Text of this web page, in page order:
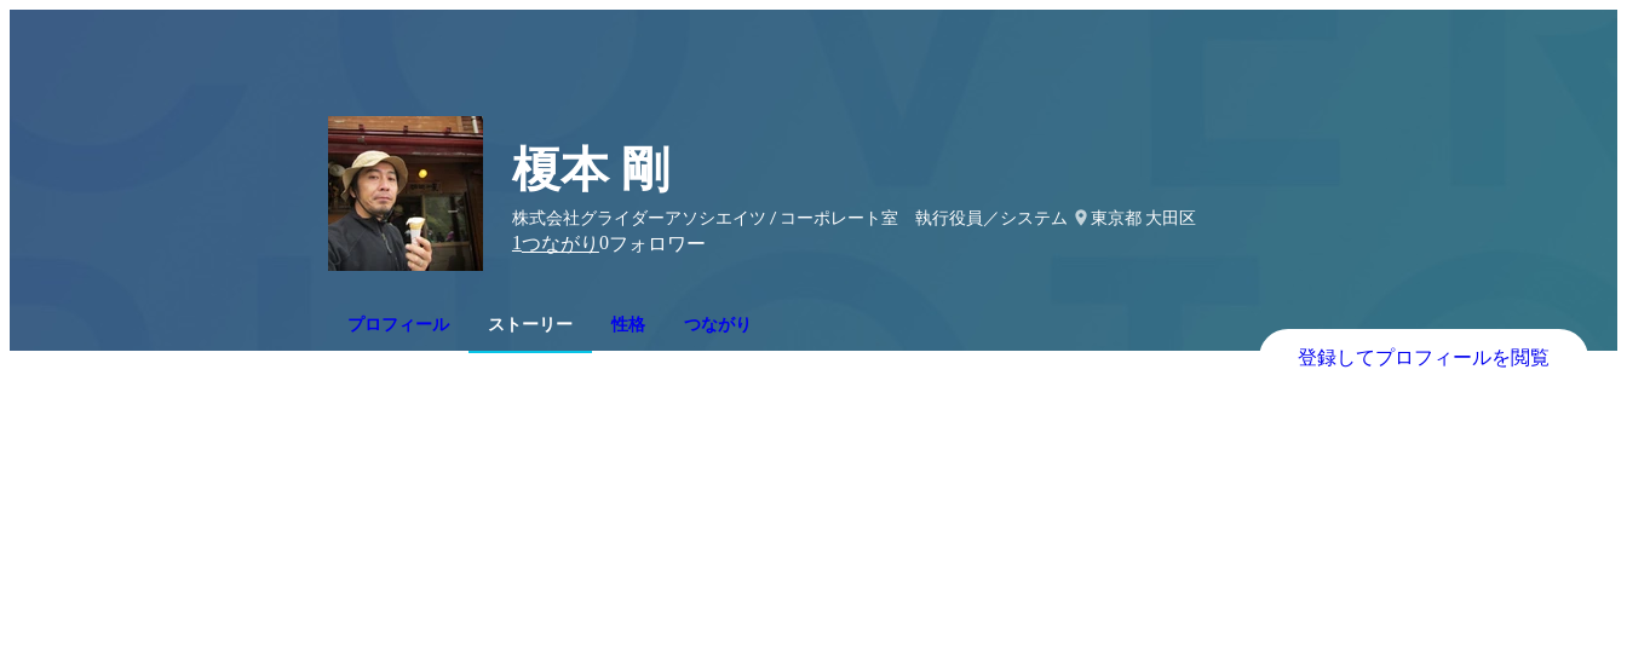
榎本 剛
株式会社グライダーアソシエイツ / コーポレート室 執行役員／システム開発担当東京都 大田区
1つながり 0フォロワー
プロフィール ストーリー 性格 つながり
登録してプロフィールを閲覧